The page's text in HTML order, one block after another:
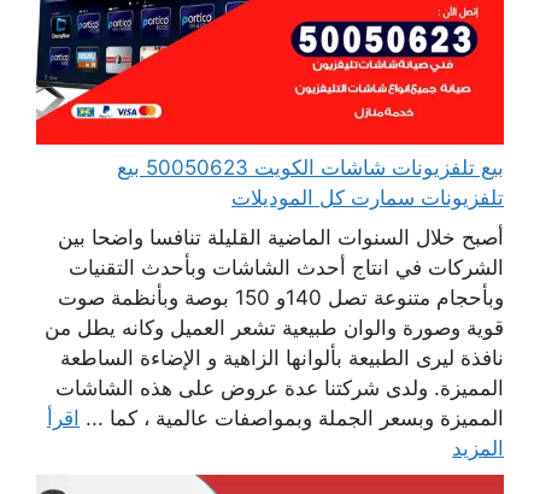
بيع تلفزيونات شاشات الكويت 50050623 بيع
تلفزيونات سمارت كل الموديلات
أصبح خلال السنوات الماضية القليلة تنافسا واضحا بين
الشركات في انتاج أحدث الشاشات وبأحدث التقنيات
وبأحجام متنوعة تصل 140و 150 بوصة وبأنظمة صوت
قوية وصورة والوان طبيعية تشعر العميل وكانه يطل من
نافذة ليرى الطبيعة بألوانها الزاهية و الإضاءة الساطعة
المميزة. ولدى شركتنا عدة عروض على هذه الشاشات
المميزة وبسعر الجملة وبمواصفات عالمية ، كما ... اقرأ
المزيد